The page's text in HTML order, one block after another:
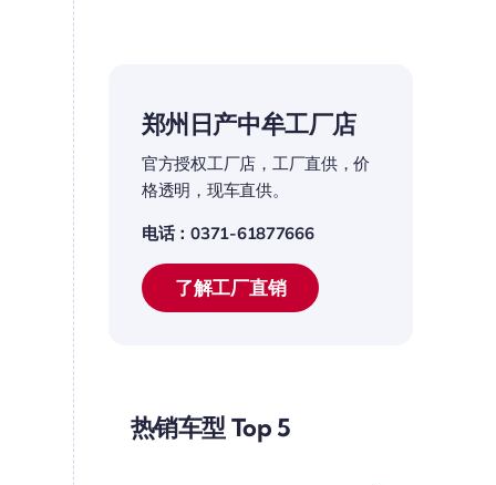
郑州日产中牟工厂店
官方授权工厂店，工厂直供，价
格透明，现车直供。
电话：0371-61877666
了解工厂直销
热销车型 Top 5